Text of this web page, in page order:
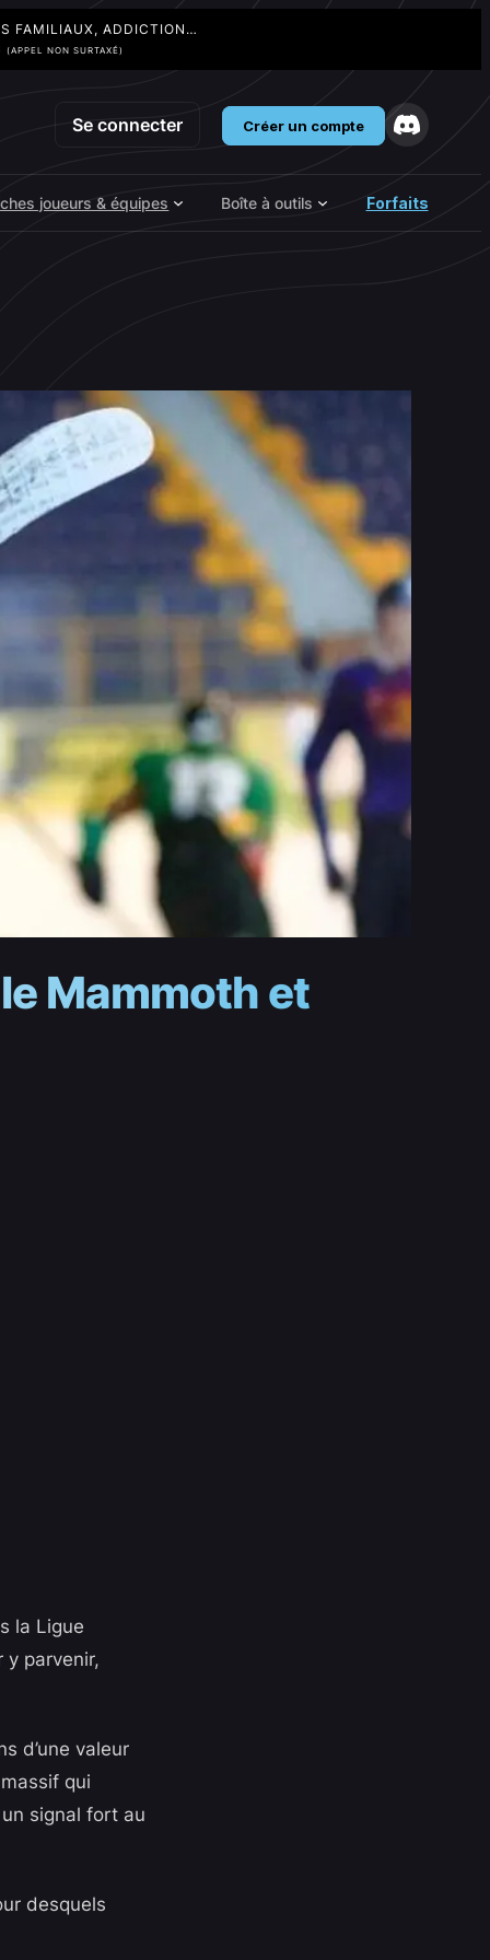
FAMILIAUX, ADDICTION…
(APPEL NON SURTAXÉ)
Se connecter Créer un compte
joueurs & équipes Boîte à outils Forfaits
Mammoth et
la Ligue
y parvenir,
d’une valeur
qui
signal fort au
desquels